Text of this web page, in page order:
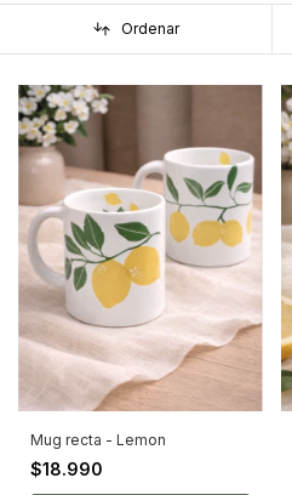
Ordenar
Mug recta - Lemon
$18.990